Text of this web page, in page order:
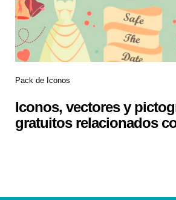
Pack de Iconos
Iconos, vectores y
gratuitos relacionados